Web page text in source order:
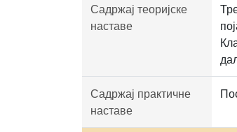
Садржај теоријске
наставе
Садржај практичне
наставе